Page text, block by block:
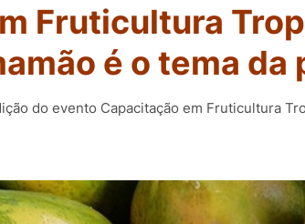
Fotos
Vídeos
Fruticultura
é o tema da
do evento Capacitação em Fruticultura